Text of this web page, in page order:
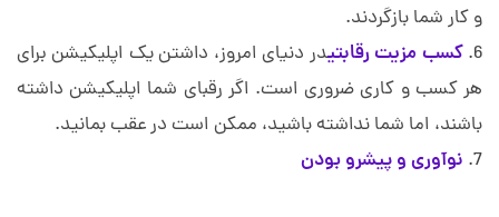
و کار شما بازگردند.
کسب مزیت رقابتیدر دنیای امروز، داشتن یک اپلیکیشن برای
هر کسب و کاری ضروری است. اگر رقبای شما اپلیکیشن داشته
باشند، اما شما نداشته باشید، ممکن است در عقب بمانید.
نوآوری و پیشرو بودن